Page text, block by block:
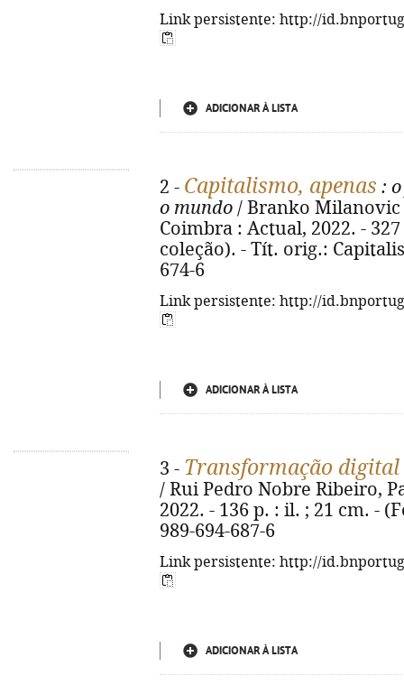
Link persistente: http://
ADICIONAR À LISTA
2 - Capitalismo, apenas :
o mundo / Branko Milanovic
Coimbra : Actual, 2022. -
coleção). - Tít. orig.:
674-6
Link persistente: http://
ADICIONAR À LISTA
3 - Transformação digital
/ Rui Pedro Nobre Ribeiro,
2022. - 136 p. : il. ; 21 cm. -
989-694-687-6
Link persistente: http://
ADICIONAR À LISTA